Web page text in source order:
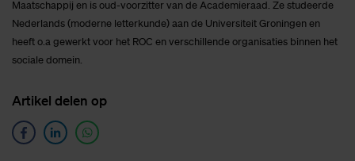
Maatschappij en is oud-voorzitter van de Academieraad. Ze studeerde
Nederlands (moderne letterkunde) aan de Universiteit Groningen en
heeft o.a gewerkt voor het ROC en verschillende organisaties binnen het
sociale domein.
Ar­ti­kel de­len op